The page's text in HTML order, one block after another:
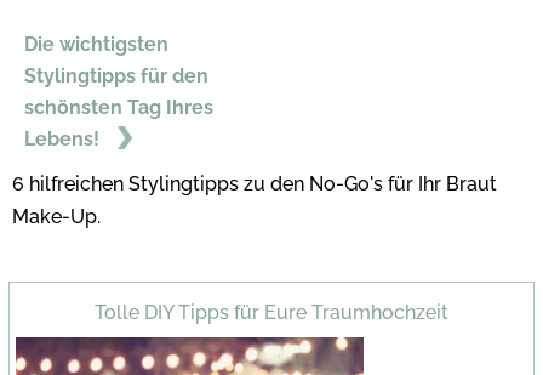
Die wichtigsten
Stylingtipps für den
schönsten Tag Ihres
Lebens!
6 hilfreichen Stylingtipps zu den No-Go's für Ihr Braut
Make-Up.
Tolle DIY Tipps für Eure Traumhochzeit